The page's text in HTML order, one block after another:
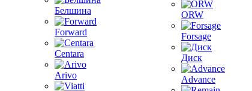
Белшина
Forward
Centara
Arivo
ORW
Forsage
Диск
Advance